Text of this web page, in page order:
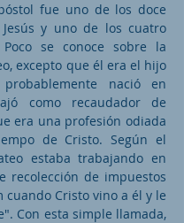
fue uno de los doce
y uno de los cuatro
Poco se conoce sobre la
excepto que él era el hijo
nació en
como recaudador de
era una profesión odiada
de Cristo. Según el
estaba trabajando en
recolección de impuestos
cuando Cristo vino a él y le
Con esta simple llamada,